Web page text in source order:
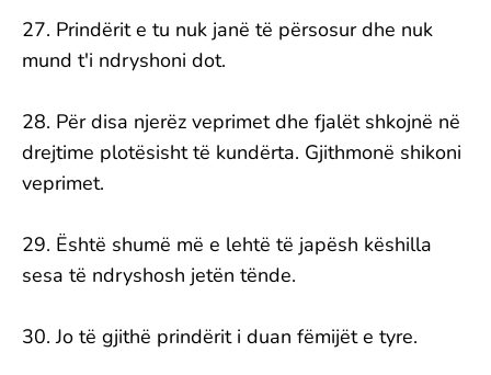
27. Prindërit e tu nuk janë të përsosur dhe nuk
mund t'i ndryshoni dot.
28. Për disa njerëz veprimet dhe fjalët shkojnë në
drejtime plotësisht të kundërta. Gjithmonë shikoni
veprimet.
29. Është shumë më e lehtë të japësh këshilla
sesa të ndryshosh jetën tënde.
30. Jo të gjithë prindërit i duan fëmijët e tyre.